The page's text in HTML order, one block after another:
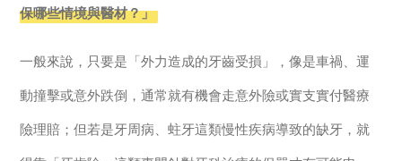
保哪些情境與醫材？」
一般來說，只要是「外力造成的牙齒受損」，像是車禍、運
動撞擊或意外跌倒，通常就有機會走意外險或實支實付醫療
險理賠；但若是牙周病、蛀牙這類慢性疾病導致的缺牙，就